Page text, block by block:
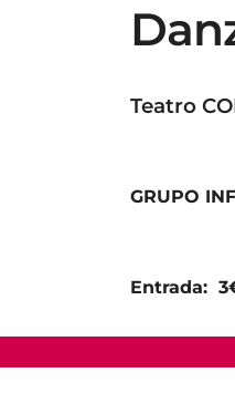
Teatro
GRUPO
Entrada: